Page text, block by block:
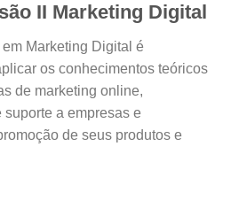
II Marketing Digital
Marketing Digital é
os conhecimentos teóricos
de marketing online,
suporte a empresas e
de seus produtos e
Digital quantidade